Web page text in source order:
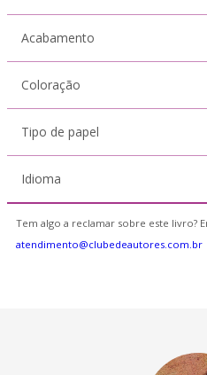
Acabamento
Coloração
Tipo de papel
Idioma
Tem algo a reclamar sobre este livro?
atendimento@clubedeautores.com.br